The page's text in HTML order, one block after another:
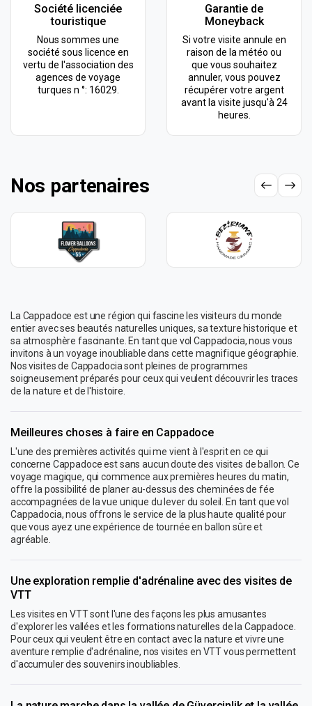
Société licenciée
touristique
Nous sommes une
société sous licence en
vertu de l'association des
agences de voyage
turques n °: 16029.
Garantie de
Moneyback
Si votre visite annule en
raison de la météo ou
que vous souhaitez
annuler, vous pouvez
récupérer votre argent
avant la visite jusqu'à 24
heures.
Nos partenaires
La Cappadoce est une région qui fascine les visiteurs du monde
entier avec ses beautés naturelles uniques, sa texture historique et
sa atmosphère fascinante. En tant que vol Cappadocia, nous vous
invitons à un voyage inoubliable dans cette magnifique géographie.
Nos visites de Cappadocia sont pleines de programmes
soigneusement préparés pour ceux qui veulent découvrir les traces
de la nature et de l'histoire.
Meilleures choses à faire en Cappadoce
L'une des premières activités qui me vient à l'esprit en ce qui
concerne Cappadoce est sans aucun doute des visites de ballon. Ce
voyage magique, qui commence aux premières heures du matin,
offre la possibilité de planer au-dessus des cheminées de fée
accompagnées de la vue unique du lever du soleil. En tant que vol
Cappadocia, nous offrons le service de la plus haute qualité pour
que vous ayez une expérience de tournée en ballon sûre et
agréable.
Une exploration remplie d'adrénaline avec des visites de
VTT
Les visites en VTT sont l'une des façons les plus amusantes
d'explorer les vallées et les formations naturelles de la Cappadoce.
Pour ceux qui veulent être en contact avec la nature et vivre une
aventure remplie d'adrénaline, nos visites en VTT vous permettent
d'accumuler des souvenirs inoubliables.